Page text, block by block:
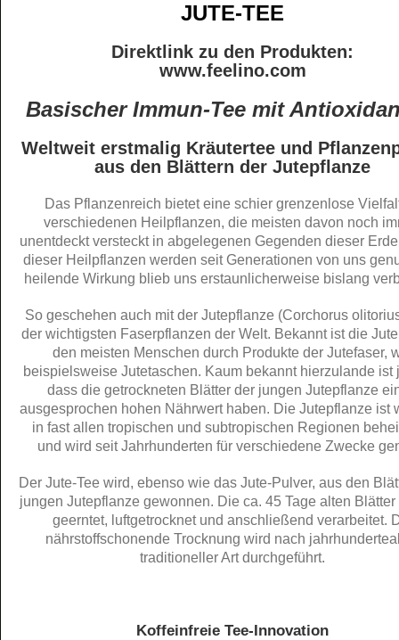
JUTE-TEE
Direktlink zu den Produkten:
www.feelino.com
Basischer Immun-Tee mit
Weltweit erstmalig Kräutertee und
aus den Blättern der Jutepflanze
Das Pflanzenreich bietet eine schier grenzenlose
verschiedenen Heilpflanzen, die meisten davon noch
unentdeckt versteckt in abgelegenen Gegenden dieser
dieser Heilpflanzen werden seit Generationen von uns
heilende Wirkung blieb uns erstaunlicherweise bislang
So geschehen auch mit der Jutepflanze (Corchorus
der wichtigsten Faserpflanzen der Welt. Bekannt ist die
den meisten Menschen durch Produkte der Jutefaser,
beispielsweise Jutetaschen. Kaum bekannt hierzulande ist
dass die getrockneten Blätter der jungen Jutepflanze
ausgesprochen hohen Nährwert haben. Die Jutepflanze ist
in fast allen tropischen und subtropischen Regionen
und wird seit Jahrhunderten für verschiedene Zwecke
Der Jute-Tee wird, ebenso wie das Jute-Pulver, aus den
jungen Jutepflanze gewonnen. Die ca. 45 Tage alten Blätter
geerntet, luftgetrocknet und anschließend verarbeitet.
nährstoffschonende Trocknung wird nach
traditioneller Art durchgeführt.
Koffeinfreie Tee-Innovation